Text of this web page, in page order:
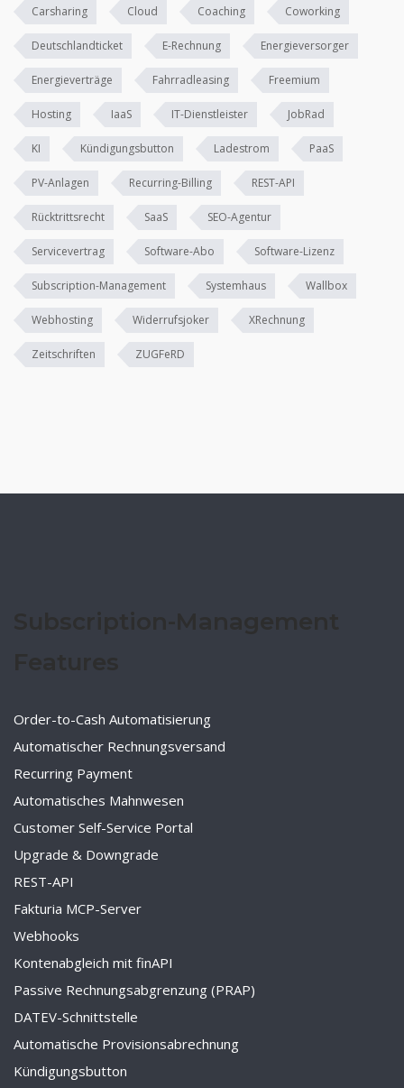
Carsharing Cloud Coaching Coworking
Deutschlandticket E-Rechnung Energieversorger
Energieverträge Fahrradleasing Freemium
Hosting IaaS IT-Dienstleister JobRad
KI Kündigungsbutton Ladestrom PaaS
PV-Anlagen Recurring-Billing REST-API
Rücktrittsrecht SaaS SEO-Agentur
Servicevertrag Software-Abo Software-Lizenz
Subscription-Management Systemhaus Wallbox
Webhosting Widerrufsjoker XRechnung
Zeitschriften ZUGFeRD
Order-to-Cash Automatisierung
Automatischer Rechnungsversand
Recurring Payment
Automatisches Mahnwesen
Customer Self-Service Portal
Upgrade & Downgrade
REST-API
Fakturia MCP-Server
Webhooks
Kontenabgleich mit finAPI
Passive Rechnungsabgrenzung (PRAP)
DATEV-Schnittstelle
Automatische Provisionsabrechnung
Kündigungsbutton